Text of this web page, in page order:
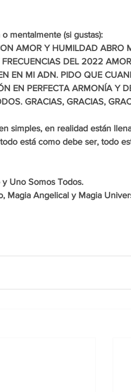
mentalmente (si gustas):
AMOR Y HUMILDAD ABRO
DEL 2022
EN MI ADN. PIDO QUE
EN PERFECTA ARMONÍA Y
GRACIAS, GRACIAS,
simples, en realidad están
está como debe ser, todo
Uno Somos Todos.
Magia Angelical y Magia